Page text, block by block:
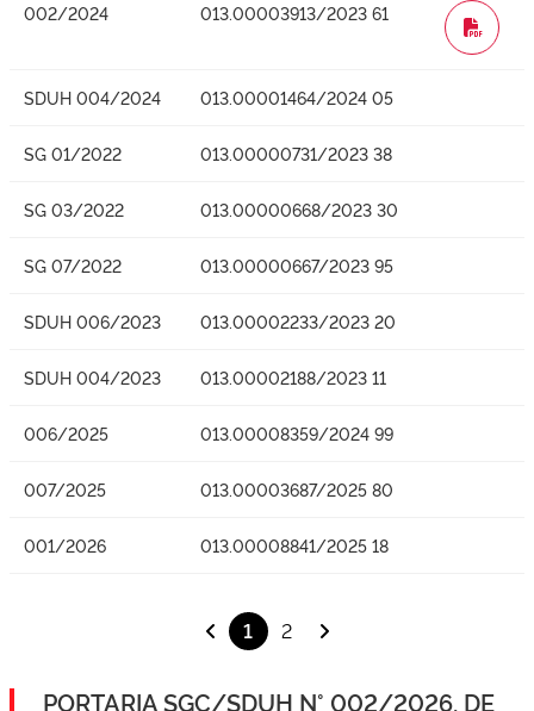
002/2024 013.00003913/2023 61
WORD
SDUH 004/2024 013.00001464/2024 05
SG 01/2022 013.00000731/2023 38
SG 03/2022 013.00000668/2023 30
SG 07/2022 013.00000667/2023 95
SDUH 006/2023 013.00002233/2023 20
SDUH 004/2023 013.00002188/2023 11
006/2025 013.00008359/2024 99
007/2025 013.00003687/2025 80
001/2026 013.00008841/2025 18
1 2
PORTARIA SGC/SDUH N° 002/2026, DE